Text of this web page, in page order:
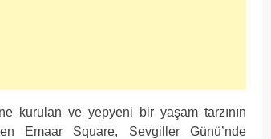
kurulan ve yepyeni bir yaşam tarzının
Emaar Square, Sevgiller Günü’nde